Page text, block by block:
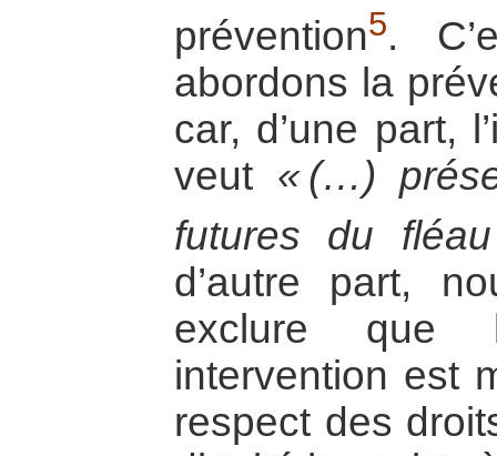
prévention5.
abordons la
car, d’une part,
veut « (…)
futures du
d’autre part,
exclure que
intervention est
respect des